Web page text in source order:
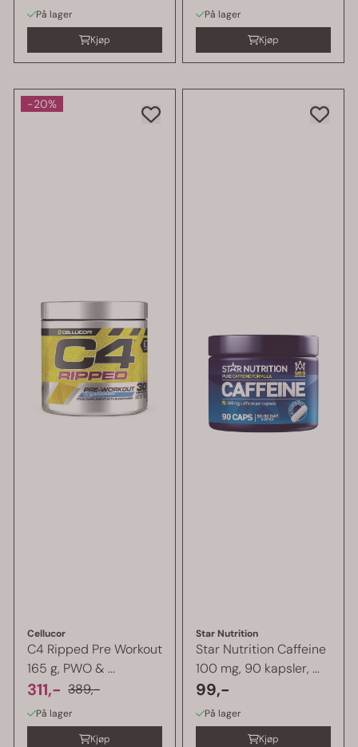
På lager
Kjøp
På lager
Kjøp
-20%
Cellucor
C4 Ripped Pre Workout
165 g, PWO & ...
311,- 389,-
På lager
Kjøp
Star Nutrition
Star Nutrition Caffeine
100 mg, 90 kapsler, ...
99,-
På lager
Kjøp